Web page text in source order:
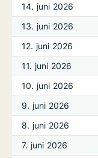
14. juni 2026
13. juni 2026
12. juni 2026
11. juni 2026
10. juni 2026
9. juni 2026
8. juni 2026
7. juni 2026